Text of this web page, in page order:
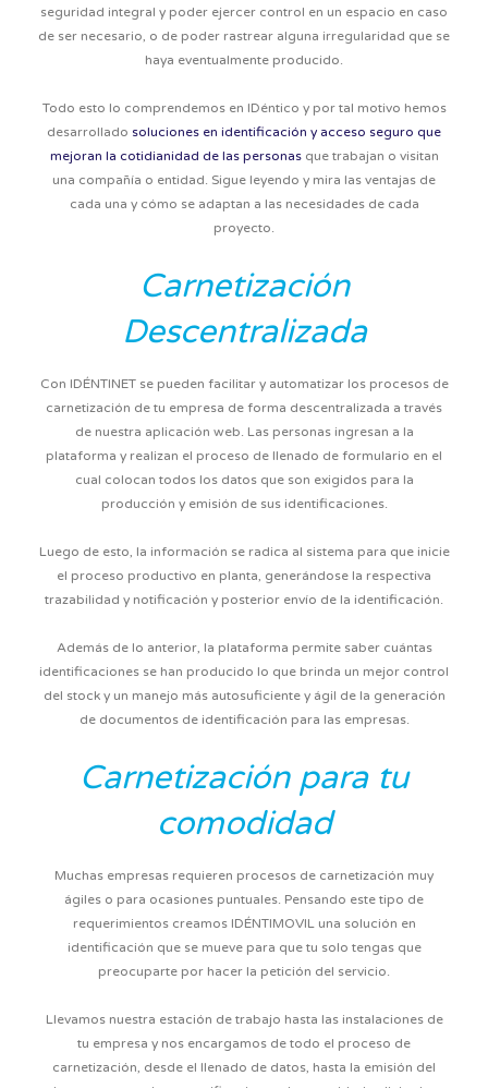
seguridad integral y poder ejercer control en un espacio en caso
de ser necesario, o de poder rastrear alguna irregularidad que se
haya eventualmente producido.
Todo esto lo comprendemos en IDéntico y por tal motivo hemos
desarrollado soluciones en identificación y acceso seguro que
mejoran la cotidianidad de las personasque trabajan o visitan
una compañía o entidad. Sigue leyendo y mira las ventajas de
cada una y cómo se adaptan a las necesidades de cada
proyecto.
Carnetización
Descentralizada
Con IDÉNTINET se pueden facilitar y automatizar los procesos de
carnetización de tu empresa de forma descentralizada a través
de nuestra aplicación web. Las personas ingresan a la
plataforma y realizan el proceso de llenado de formulario en el
cual colocan todos los datos que son exigidos para la
producción y emisión de sus identificaciones.
Luego de esto, la información se radica al sistema para que inicie
el proceso productivo en planta, generándose la respectiva
trazabilidad y notificación y posterior envío de la identificación.
Además de lo anterior, la plataforma permite saber cuántas
identificaciones se han producido lo que brinda un mejor control
del stock y un manejo más autosuficiente y ágil de la generación
de documentos de identificación para las empresas.
Carnetización para tu
comodidad
Muchas empresas requieren procesos de carnetización muy
ágiles o para ocasiones puntuales. Pensando este tipo de
requerimientos creamos IDÉNTIMOVIL una solución en
identificación que se mueve para que tu solo tengas que
preocuparte por hacer la petición del servicio.
Llevamos nuestra estación de trabajo hasta las instalaciones de
tu empresa y nos encargamos de todo el proceso de
carnetización, desde el llenado de datos, hasta la emisión del